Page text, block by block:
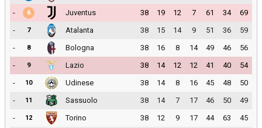
-
6 Juventus 38 19 12 7 61 34
69
-
7 Atalanta 38 15 14 9 51 36
59
-
8 Bologna 38 16 8 14 49 46
56
-
9 Lazio 38 14 12 12 41 40
54
-
10 Udinese 38 14 8 16 45 48
50
-
11 Sassuolo 38 14 7 17 46 50
49
-
12 Torino 38 12 9 17 44 63
45